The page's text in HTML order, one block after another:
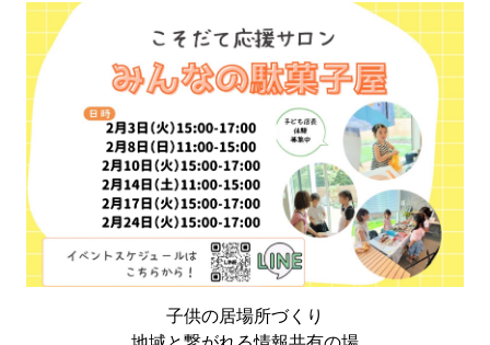
子供の居場所づくり